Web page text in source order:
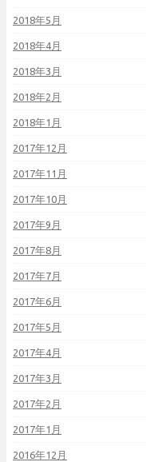
2018年5月
2018年4月
2018年3月
2018年2月
2018年1月
2017年12月
2017年11月
2017年10月
2017年9月
2017年8月
2017年7月
2017年6月
2017年5月
2017年4月
2017年3月
2017年2月
2017年1月
2016年12月